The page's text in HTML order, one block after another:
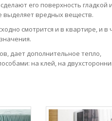
его поверхность гладкой
выделяет вредных веществ.
смотрится и в квартире, и в
дает дополнительное тепло,
на клей, на